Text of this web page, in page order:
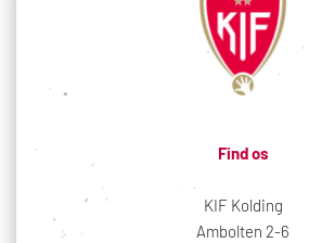
Find os
KIF Kolding
Ambolten 2-6